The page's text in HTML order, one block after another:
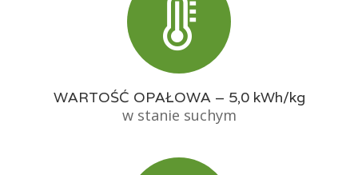
WARTOŚĆ OPAŁOWA – 5,0 kWh/kg
w stanie suchym